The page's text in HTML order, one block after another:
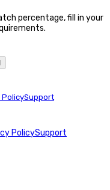
percentage, fill in your
PolicySupport
PolicySupport